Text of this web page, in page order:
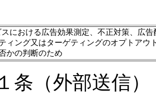
における広告効果測定、不正対策、広告
ィング又はターゲティングのオプトアウ
かの判断のため
（外部送信）